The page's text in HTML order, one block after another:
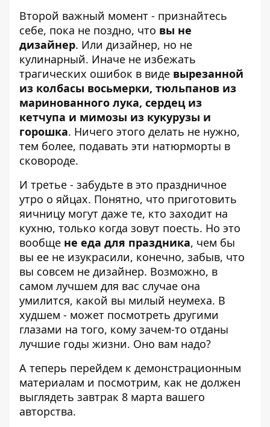
Второй важный момент - признайтесь
себе, пока не поздно, что вы не
дизайнер. Или дизайнер, но не
кулинарный. Иначе не избежать
трагических ошибок в виде вырезанной
из колбасы восьмерки, тюльпанов из
маринованного лука, сердец из
кетчупа и мимозы из кукурузы и
горошка. Ничего этого делать не нужно,
тем более, подавать эти натюрморты в
сковороде.
И третье - забудьте в это праздничное
утро о яйцах. Понятно, что приготовить
яичницу могут даже те, кто заходит на
кухню, только когда зовут поесть. Но это
вообще не еда для праздника, чем бы
вы ее не изукрасили, конечно, забыв, что
вы совсем не дизайнер. Возможно, в
самом лучшем для вас случае она
умилится, какой вы милый неумеха. В
худшем - может посмотреть другими
глазами на того, кому зачем-то отданы
лучшие годы жизни. Оно вам надо?
А теперь перейдем к демонстрационным
материалам и посмотрим, как не должен
выглядеть завтрак 8 марта вашего
авторства.